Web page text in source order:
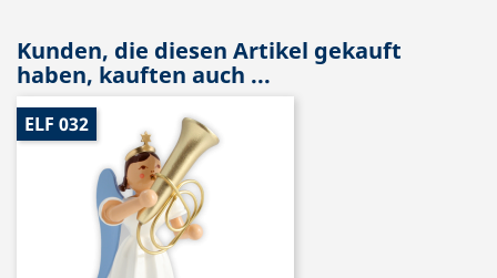
Kunden, die diesen Artikel gekauft
haben, kauften auch ...
ELF 032